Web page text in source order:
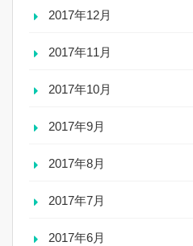
2017年12月
2017年11月
2017年10月
2017年9月
2017年8月
2017年7月
2017年6月